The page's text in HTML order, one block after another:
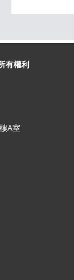
有權利
A室